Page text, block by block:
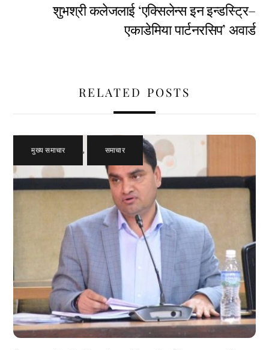
शुभश्री कलेजलाई ‘एक्सिलेन्स इन इन्डस्ट्रि–
एकाडेमिया पार्टनरसिप’ अवार्ड
RELATED POSTS
मुख्य समाचार , समाचार